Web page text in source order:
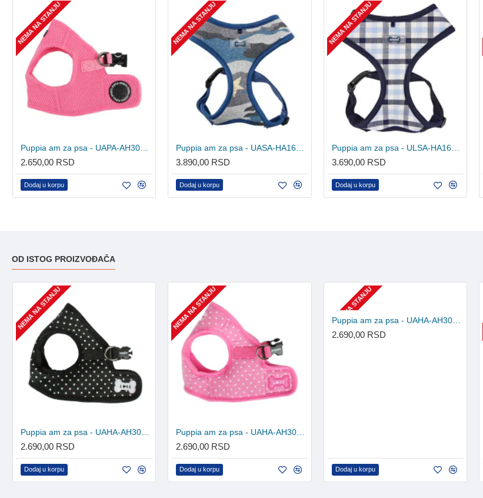
NEMA NA STANJU
2.650,00 RSD
Dodaj u korpu
NEMA NA STANJU
3.890,00 RSD
Dodaj u korpu
NEMA NA STANJU
Puppia am za psa - ULSA-HA1601 - NAVY
3.690,00 RSD
Dodaj u korpu
OD ISTOG PROIZVOĐAČA
NEMA NA STANJU
Puppia am za psa - UAHA-AH301 - Black
2.690,00 RSD
Dodaj u korpu
NEMA NA STANJU
Puppia am za psa - UAHA-AH301 - Pink
2.690,00 RSD
Dodaj u korpu
NEMA NA STANJU Puppia am za psa - UAHA-AH301 - Sky Blue
2.690,00 RSD
Dodaj u korpu